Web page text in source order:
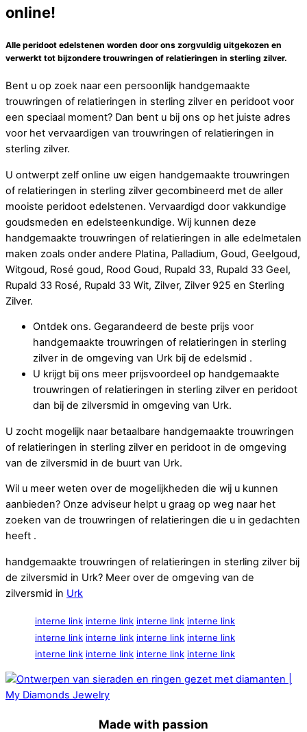
online!
Alle peridoot edelstenen worden door ons zorgvuldig uitgekozen en
verwerkt tot bijzondere trouwringen of relatieringen in sterling zilver.
Bent u op zoek naar een persoonlijk handgemaakte
trouwringen of relatieringen in sterling zilver en peridoot voor
een speciaal moment? Dan bent u bij ons op het juiste adres
voor het vervaardigen van trouwringen of relatieringen in
sterling zilver.
U ontwerpt zelf online uw eigen handgemaakte trouwringen
of relatieringen in sterling zilver gecombineerd met de aller
mooiste peridoot edelstenen. Vervaardigd door vakkundige
goudsmeden en edelsteenkundige. Wij kunnen deze
handgemaakte trouwringen of relatieringen in alle edelmetalen
maken zoals onder andere Platina, Palladium, Goud, Geelgoud,
Witgoud, Rosé goud, Rood Goud, Rupald 33, Rupald 33 Geel,
Rupald 33 Rosé, Rupald 33 Wit, Zilver, Zilver 925 en Sterling
Zilver.
Ontdek ons. Gegarandeerd de beste prijs voor
handgemaakte trouwringen of relatieringen in sterling
zilver in de omgeving van Urk bij de edelsmid .
U krijgt bij ons meer prijsvoordeel op handgemaakte
trouwringen of relatieringen in sterling zilver en peridoot
dan bij de zilversmid in omgeving van Urk.
U zocht mogelijk naar betaalbare handgemaakte trouwringen
of relatieringen in sterling zilver en peridoot in de omgeving
van de zilversmid in de buurt van Urk.
Wil u meer weten over de mogelijkheden die wij u kunnen
aanbieden? Onze adviseur helpt u graag op weg naar het
zoeken van de trouwringen of relatieringen die u in gedachten
heeft .
handgemaakte trouwringen of relatieringen in sterling zilver bij
de zilversmid in Urk? Meer over de omgeving van de
zilversmid in Urk
interne link interne link interne link interne link
interne link interne link interne link interne link
interne link interne link interne link interne link
Made with passion